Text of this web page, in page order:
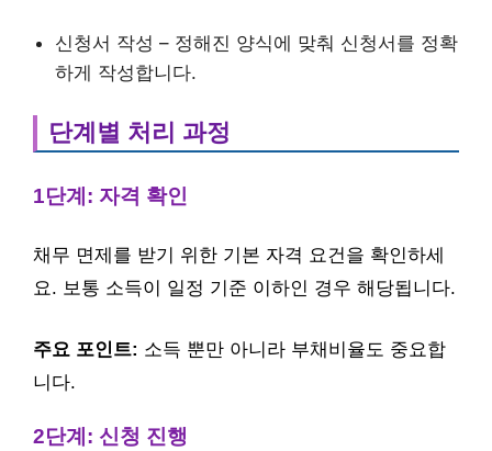
신청서 작성 – 정해진 양식에 맞춰 신청서를 정확
하게 작성합니다.
단계별 처리 과정
1단계: 자격 확인
채무 면제를 받기 위한 기본 자격 요건을 확인하세
요. 보통 소득이 일정 기준 이하인 경우 해당됩니다.
주요 포인트: 소득 뿐만 아니라 부채비율도 중요합
니다.
2단계: 신청 진행